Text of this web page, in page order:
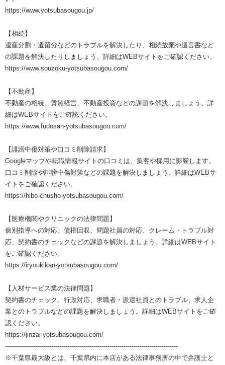
https://www.yotsubasougou.jp/
【相続】
遺産分割・遺留分などのトラブルを解決したり、相続放棄や遺言書など
の課題を解決したりしましょう。詳細はWEBサイトをご確認ください。
https://www.souzoku-yotsubasougou.com/
【不動産】
不動産の相続、賃貸経営、不動産投資などの課題を解決しましょう。詳
細はWEBサイトをご確認ください。
https://www.fudosan-yotsubasougou.com/
【誹謗中傷対策や口コミ削除請求】
Googleマップや転職情報サイトの口コミは、集客や採用に影響します。
口コミ削除や誹謗中傷対策などの課題を解決しましょう。詳細はWEBサ
イトをご確認ください。
https://hibo-chusho-yotsubasougou.com/
【医療機関やクリニックの法律問題】
個別指導への対応、債権回収、問題社員の対応、クレーム・トラブル対
応、契約書のチェックなどの課題を解決しましょう。詳細はWEBサイト
をご確認ください。
https://iryoukikan-yotsubasougou.com/
【人材サービス業の法律問題】
契約書のチェック、行政対応、求職者・派遣社員とのトラブル、求人企
業とのトラブルなどの課題を解決しましょう。詳細はWEBサイトをご確
認ください。
https://jinzai-yotsubasougou.com/
--------------------------------------------------------------------------------------
※千葉県最大級とは、千葉県内に本店がある法律事務所の中で弁護士と